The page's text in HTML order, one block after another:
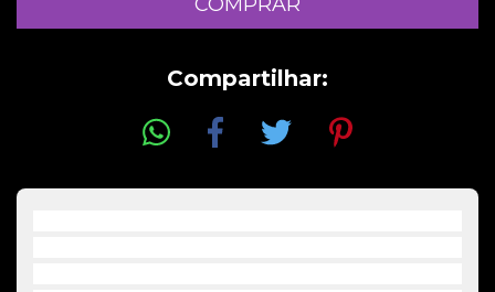
Compartilhar: